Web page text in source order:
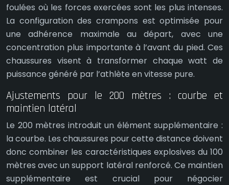
foulées où les forces exercées sont les plus intenses.
La configuration des crampons est optimisée pour
une adhérence maximale au départ, avec une
concentration plus importante à l’avant du pied. Ces
chaussures visent à transformer chaque watt de
puissance généré par l’athlète en vitesse pure.
Ajustements pour le 200 mètres : courbe et
maintien latéral
Le 200 mètres introduit un élément supplémentaire :
la courbe. Les chaussures pour cette distance doivent
donc combiner les caractéristiques explosives du 100
mètres avec un support latéral renforcé. Ce maintien
supplémentaire est crucial pour négocier